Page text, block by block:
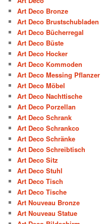
Art Deco Bronze
Art Deco Brustschubladen
Art Deco Bücherregal
Art Deco Büste
Art Deco Hocker
Art Deco Kommoden
Art Deco Messing Pflanzer
Art Deco Möbel
Art Deco Nachttische
Art Deco Porzellan
Art Deco Schrank
Art Deco Schrankco
Art Deco Schränke
Art Deco Schreibtisch
Art Deco Sitz
Art Deco Stuhl
Art Deco Tisch
Art Deco Tische
Art Nouveau Bronze
Art Nouveau Statue